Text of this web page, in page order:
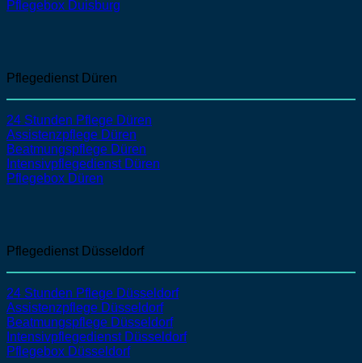
Pflegebox Duisburg
Pflegedienst Düren
24 Stunden Pflege Düren
Assistenzpflege Düren
Beatmungspflege Düren
Intensivpflegedienst Düren
Pflegebox Düren
Pflegedienst Düsseldorf
24 Stunden Pflege Düsseldorf
Assistenzpflege Düsseldorf
Beatmungspflege Düsseldorf
Intensivpflegedienst Düsseldorf
Pflegebox Düsseldorf